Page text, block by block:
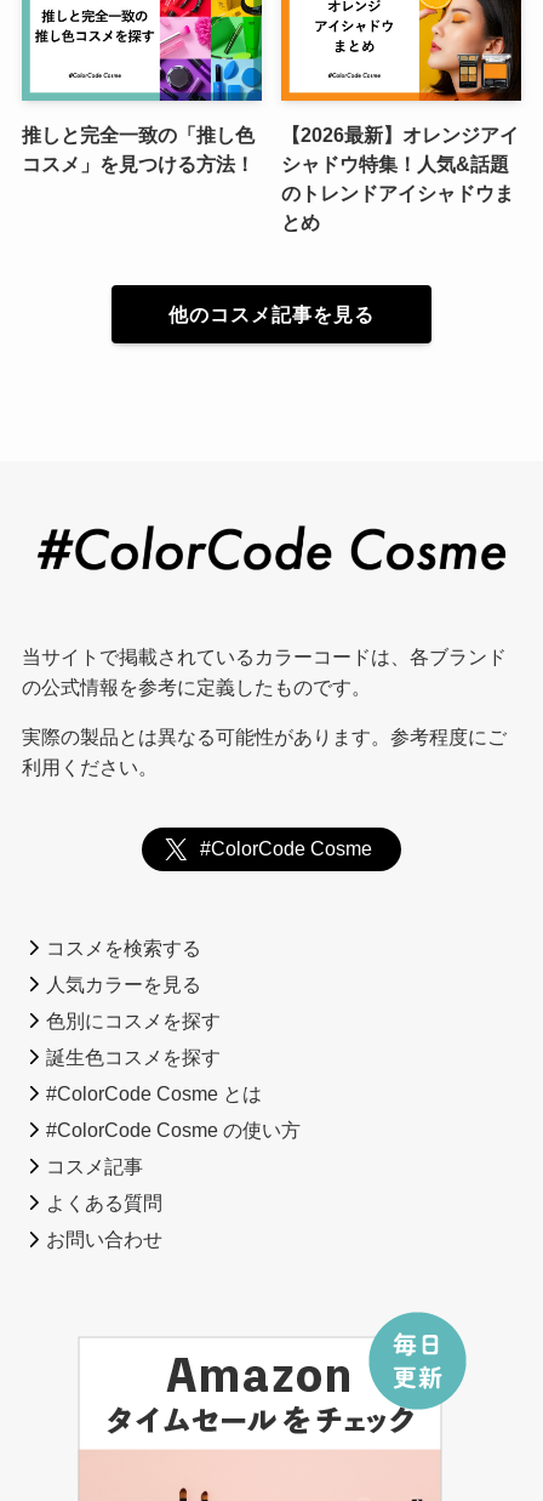
推しと完全一致の「推し色
コスメ」を見つける方法！
【2026最新】オレンジアイ
シャドウ特集！人気&話題
のトレンドアイシャドウま
とめ
他のコスメ記事を見る
当サイトで掲載されているカラーコードは、各ブランド
の公式情報を参考に定義したものです。
実際の製品とは異なる可能性があります。参考程度にご
利用ください。
#ColorCode Cosme
コスメを検索する
人気カラーを見る
色別にコスメを探す
誕生色コスメを探す
#ColorCode Cosme とは
#ColorCode Cosme の使い方
コスメ記事
よくある質問
お問い合わせ